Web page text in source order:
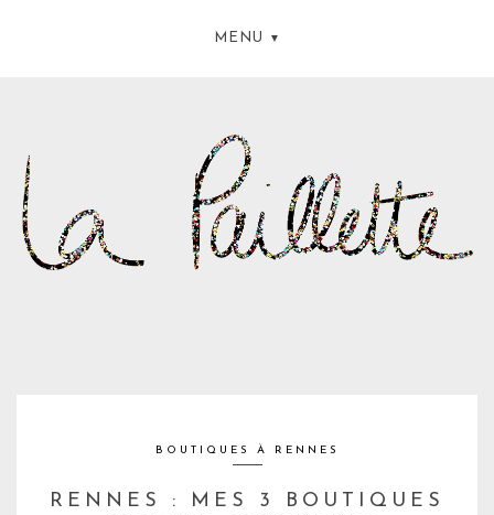
MENU
BOUTIQUES À RENNES
RENNES : MES 3 BOUTIQUES